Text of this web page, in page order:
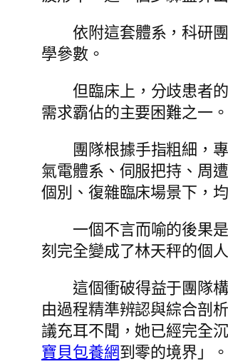
依附這套體系，科研
學參數。
但臨床上，分歧患者
需求霸佔的主要困難之一。
團隊根據手指粗細，
氣電體系、伺服把持、周
個別、復雜臨床場景下，
一個不言而喻的後果
刻完全變成了林天秤的個
這個衝破得益于團隊
由過程精準辨認與綜合剖
議充耳不聞，她已經完全
寶貝包養網到零的境界」